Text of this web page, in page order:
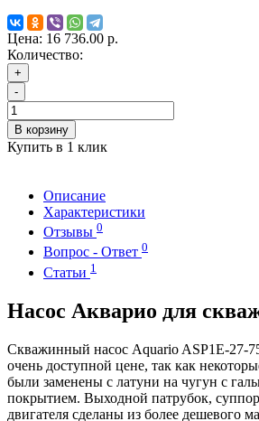
Цена: 16 736.00 р.
Количество:
+
-
В корзину
Купить в 1 клик
Описание
Характеристики
Отзывы 0
Вопрос - Ответ 0
Статьи 1
Насос Акварио для
Скважинный насос Aquario ASP1E-27-
очень доступной цене, так как
были заменены с латуни на чугун с
покрытием. Выходной патрубок,
двигателя сделаны из более дешевого